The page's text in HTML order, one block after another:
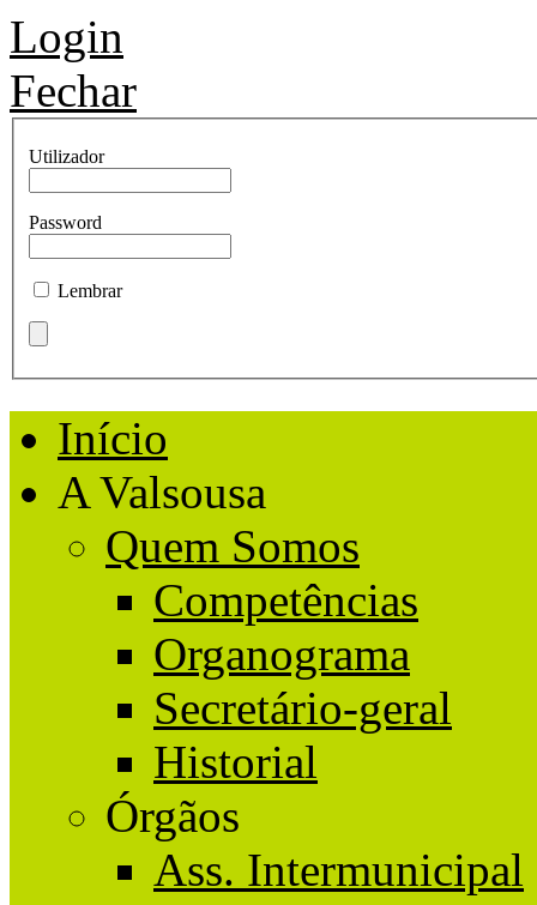
Login
Fechar
Utilizador
Password
Lembrar
Início
A Valsousa
Quem Somos
Competências
Organograma
Secretário-geral
Historial
Órgãos
Ass. Intermunicipal